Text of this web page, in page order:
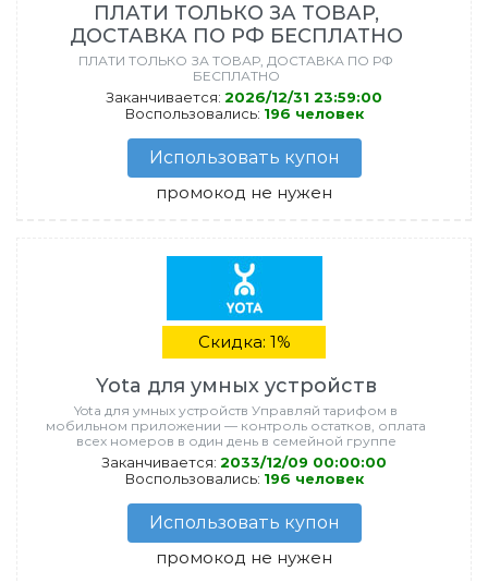
ПЛАТИ ТОЛЬКО ЗА ТОВАР,
ДОСТАВКА ПО РФ БЕСПЛАТНО
ПЛАТИ ТОЛЬКО ЗА ТОВАР, ДОСТАВКА ПО РФ
БЕСПЛАТНО
Заканчивается: 2026/12/31 23:59:00
Воспользовались: 196 человек
Использовать купон
промокод не нужен
Скидка: 1%
Yota для умных устройств
Yota для умных устройств Управляй тарифом в
мобильном приложении — контроль остатков, оплата
всех номеров в один день в семейной группе
Заканчивается: 2033/12/09 00:00:00
Воспользовались: 196 человек
Использовать купон
промокод не нужен